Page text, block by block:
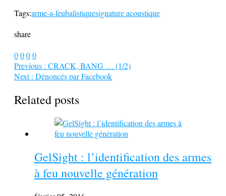
Tags:arme-a-feubalistiquesignature acoustique
share
0000
Previous : CRACK, BANG … (1/2)
Next : Dénoncés par Facebook
Related posts
GelSight : l’identification des armes
à feu nouvelle génération